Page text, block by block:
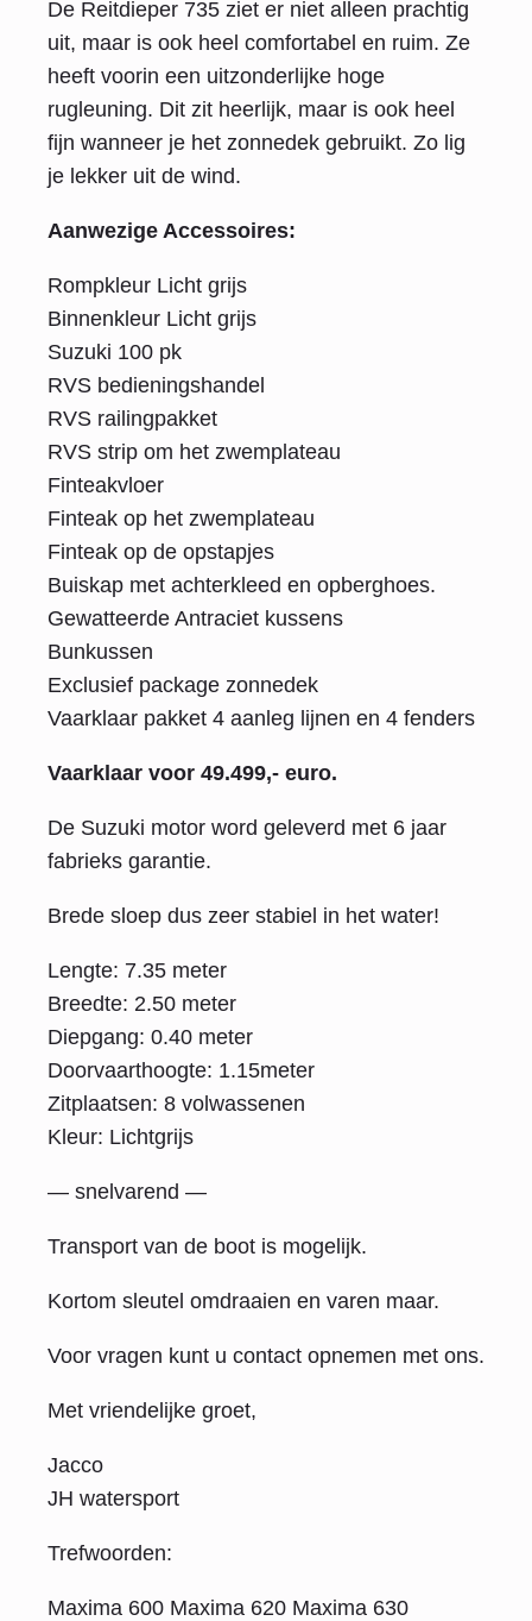
De Reitdieper 735 ziet er niet alleen prachtig
uit, maar is ook heel comfortabel en ruim. Ze
heeft voorin een uitzonderlijke hoge
rugleuning. Dit zit heerlijk, maar is ook heel
fijn wanneer je het zonnedek gebruikt. Zo lig
je lekker uit de wind.
Aanwezige Accessoires:
Rompkleur Licht grijs
Binnenkleur Licht grijs
Suzuki 100 pk
RVS bedieningshandel
RVS railingpakket
RVS strip om het zwemplateau
Finteakvloer
Finteak op het zwemplateau
Finteak op de opstapjes
Buiskap met achterkleed en opberghoes.
Gewatteerde Antraciet kussens
Bunkussen
Exclusief package zonnedek
Vaarklaar pakket 4 aanleg lijnen en 4 fenders
Vaarklaar voor 49.499,- euro.
De Suzuki motor word geleverd met 6 jaar
fabrieks garantie.
Brede sloep dus zeer stabiel in het water!
Lengte: 7.35 meter
Breedte: 2.50 meter
Diepgang: 0.40 meter
Doorvaarthoogte: 1.15meter
Zitplaatsen: 8 volwassenen
Kleur: Lichtgrijs
— snelvarend —
Transport van de boot is mogelijk.
Kortom sleutel omdraaien en varen maar.
Voor vragen kunt u contact opnemen met ons.
Met vriendelijke groet,
Jacco
JH watersport
Trefwoorden:
Maxima 600 Maxima 620 Maxima 630